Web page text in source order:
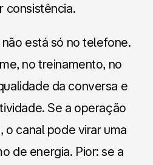
consistência.
está só no telefone.
no treinamento, no
da conversa e
Se a operação
o canal pode virar uma
de energia. Pior: se a